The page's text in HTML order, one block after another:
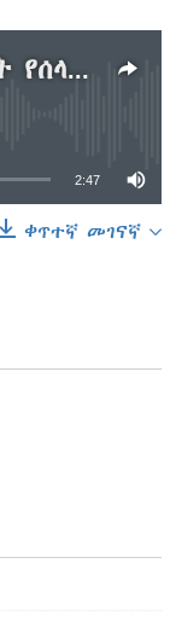
ሶማልያ ያለው የአፍሪቃ ህብረት የሰላም ጥበቃ ተልእኮ በዐል ሸባብ ላይ ድል እያገኘ እንደሆነ ገለጸ
2:47
ቀጥተኛ መገናኛ